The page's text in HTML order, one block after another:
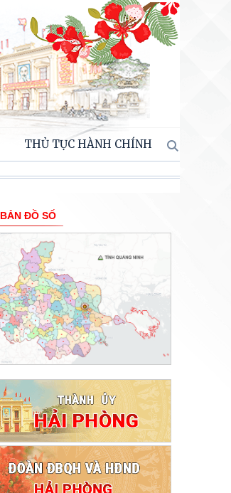
THỦ TỤC HÀNH CHÍNH
BẢN ĐỒ SỐ